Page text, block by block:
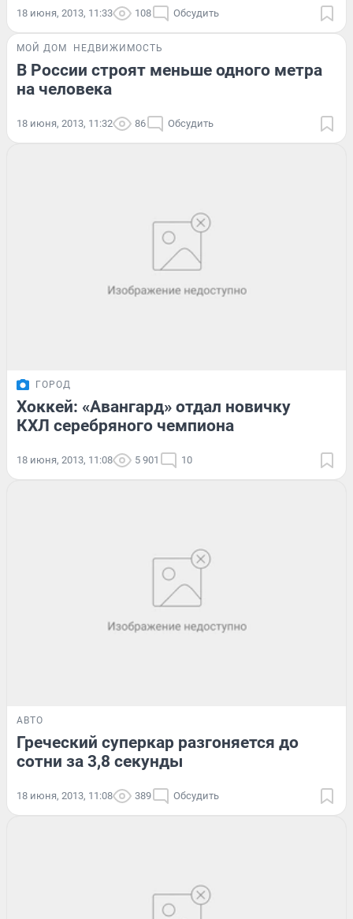
18 июня, 2013, 11:33 108 Обсудить
МОЙ ДОМ НЕДВИЖИМОСТЬ
В России строят меньше одного метра
на человека
18 июня, 2013, 11:32 86 Обсудить
ГОРОД
Хоккей: «Авангард» отдал новичку
КХЛ серебряного чемпиона
18 июня, 2013, 11:08 5 901 10
АВТО
Греческий суперкар разгоняется до
сотни за 3,8 секунды
18 июня, 2013, 11:08 389 Обсудить